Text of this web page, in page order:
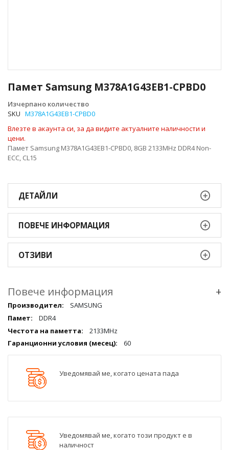
Памет Samsung M378A1G43EB1-CPBD0
Изчерпано количество
SKU M378A1G43EB1-CPBD0
Влезте в акаунта си, за да видите актуалните наличности и
цени.
Памет Samsung M378A1G43EB1-CPBD0, 8GB 2133MHz DDR4 Non-
ECC, CL15
към
началото
на
галерия
снимки
ДЕТАЙЛИ
ПОВЕЧЕ ИНФОРМАЦИЯ
ОТЗИВИ
Повече информация +
Повече
информация
SAMSUNG
DDR4
2133MHz
60
Уведомявай ме, когато цената пада
Уведомявай ме, когато този продукт е в
наличност